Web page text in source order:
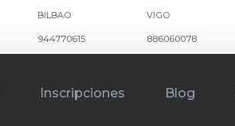
BILBAO
944770615
VIGO
886060078
Inscripciones Blog